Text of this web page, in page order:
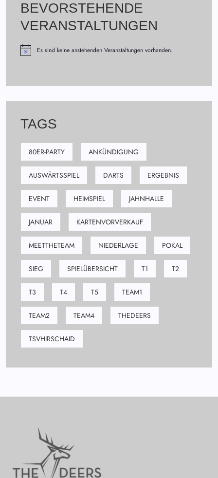
BEVORSTEHENDE
VERANSTALTUNGEN
Es sind keine anstehenden Veranstaltungen vorhanden.
TAGS
80ER-PARTY ANKÜNDIGUNG
AUSWÄRTSSPIEL DARTS ERGEBNIS
EVENT HEIMSPIEL JAHNHALLE
JANUAR KARTENVORVERKAUF
MEETTHETEAM NIEDERLAGE POKAL
SIEG SPIELÜBERSICHT T1 T2
T3 T4 T5 TEAM1
TEAM2 TEAM4 THEDEERS
TSVHIRSCHAID